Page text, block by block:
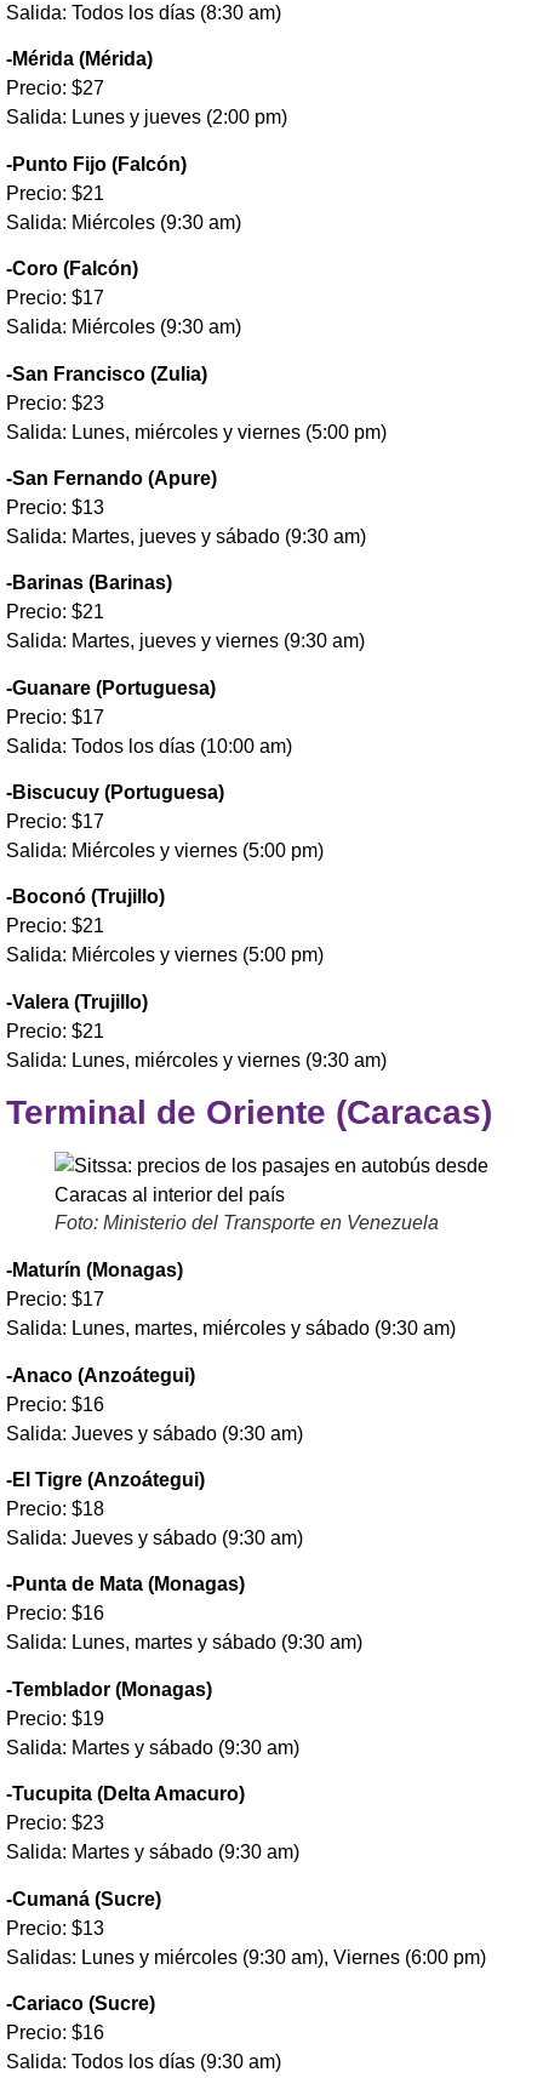
Salida: Todos los días (8:30 am)
-Mérida (Mérida)
Precio: $27
Salida: Lunes y jueves (2:00 pm)
-Punto Fijo (Falcón)
Precio: $21
Salida: Miércoles (9:30 am)
-Coro (Falcón)
Precio: $17
Salida: Miércoles (9:30 am)
-San Francisco (Zulia)
Precio: $23
Salida: Lunes, miércoles y viernes (5:00 pm)
-San Fernando (Apure)
Precio: $13
Salida: Martes, jueves y sábado (9:30 am)
-Barinas (Barinas)
Precio: $21
Salida: Martes, jueves y viernes (9:30 am)
-Guanare (Portuguesa)
Precio: $17
Salida: Todos los días (10:00 am)
-Biscucuy (Portuguesa)
Precio: $17
Salida: Miércoles y viernes (5:00 pm)
-Boconó (Trujillo)
Precio: $21
Salida: Miércoles y viernes (5:00 pm)
-Valera (Trujillo)
Precio: $21
Salida: Lunes, miércoles y viernes (9:30 am)
Terminal de Oriente (Caracas)
Foto: Ministerio del Transporte en Venezuela
-Maturín (Monagas)
Precio: $17
Salida: Lunes, martes, miércoles y sábado (9:30 am)
-Anaco (Anzoátegui)
Precio: $16
Salida: Jueves y sábado (9:30 am)
-El Tigre (Anzoátegui)
Precio: $18
Salida: Jueves y sábado (9:30 am)
-Punta de Mata (Monagas)
Precio: $16
Salida: Lunes, martes y sábado (9:30 am)
-Temblador (Monagas)
Precio: $19
Salida: Martes y sábado (9:30 am)
-Tucupita (Delta Amacuro)
Precio: $23
Salida: Martes y sábado (9:30 am)
-Cumaná (Sucre)
Precio: $13
Salidas: Lunes y miércoles (9:30 am), Viernes (6:00 pm)
-Cariaco (Sucre)
Precio: $16
Salida: Todos los días (9:30 am)